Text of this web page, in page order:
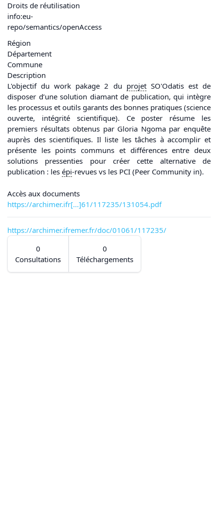
Droits de réutilisation
info:eu-
repo/semantics/openAccess
Région
Département
Commune
Description
L'objectif du work pakage 2 du projetSO'Odatis est de
disposer d’une solution diamant de publication, qui intègre
les processus et outils garants des bonnes pratiques (science
ouverte, intégrité scientifique). Ce poster résume les
premiers résultats obtenus par Gloria Ngoma par enquête
auprès des scientifiques. Il liste les tâches à accomplir et
présente les points communs et différences entre deux
solutions pressenties pour créer cette alternative de
publication : les épi-revues vs les PCI (Peer Community in).
Accès aux documents
https://archimer.ifr[...]61/117235/131054.pdf
https://archimer.ifremer.fr/doc/01061/117235/
0
Consultations
0
Téléchargements